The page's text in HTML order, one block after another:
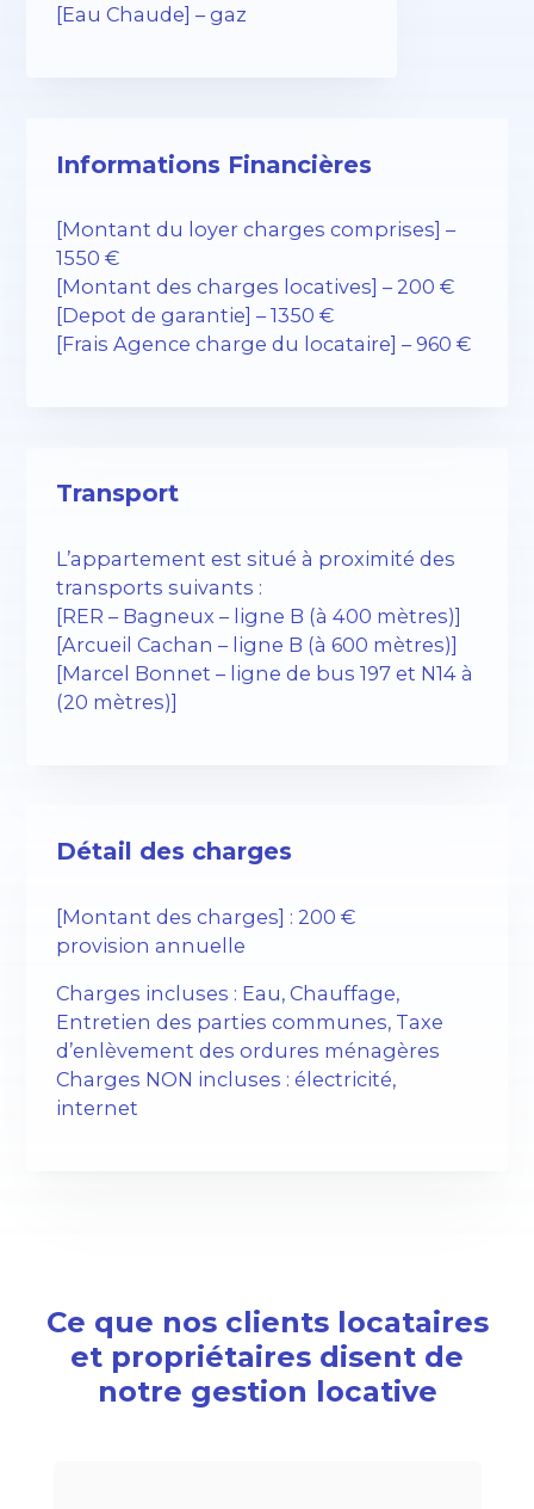
[Eau Chaude] – gaz
Informations Financières
[Montant du loyer charges comprises] –
1550 €
[Montant des charges locatives] – 200 €
[Depot de garantie] – 1350 €
[Frais Agence charge du locataire] – 960 €
Transport
L’appartement est situé à proximité des
transports suivants :
[RER – Bagneux – ligne B (à 400 mètres)]
[Arcueil Cachan – ligne B (à 600 mètres)]
[Marcel Bonnet – ligne de bus 197 et N14 à
(20 mètres)]
Détail des charges
[Montant des charges] : 200 €
provision annuelle
Charges incluses : Eau, Chauffage,
Entretien des parties communes, Taxe
d’enlèvement des ordures ménagères
Charges NON incluses : électricité,
internet
Ce que nos clients locataires
et propriétaires disent de
notre gestion locative